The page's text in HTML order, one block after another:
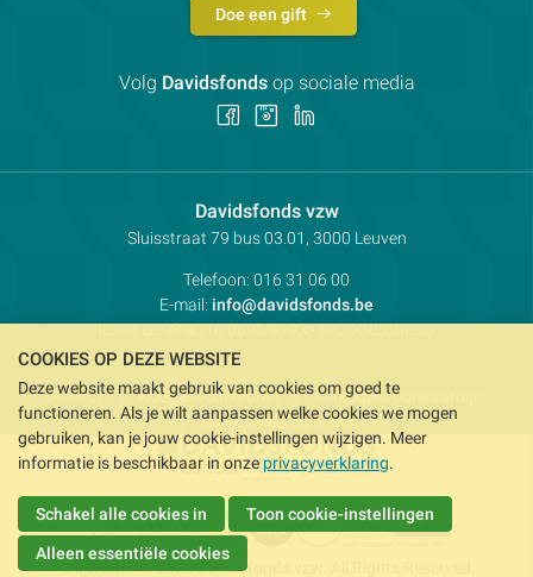
Davidsfonds vzwContactpersoon:
Adres:
Sluisstraat 79 bus 03.01, 3000 Leuven
Telefoon: 016 31 06 00
E-mail: info@davidsfonds.be
IBAN:BE98 4310 0693 8193- BIC:KREDBEBB
Privacy Koekjesvoorkeuren
Verkoopsvoorwaarden
Intellectueel eigendom
Doe een gift
Volg Davidsfondsop sociale media
Volg Volg
Copyright © 2026 Davidsfonds vzw. All Rights Reserved
COOKIES OP DEZE WEBSITE
Deze website maakt gebruik van cookies om goed te
functioneren. Als je wilt aanpassen welke cookies we mogen
gebruiken, kan je jouw cookie-instellingen wijzigen. Meer
informatie is beschikbaar in onzeprivacyverklaring.
Schakel alle cookies in Toon cookie-instellingen
Alleen essentiële cookies